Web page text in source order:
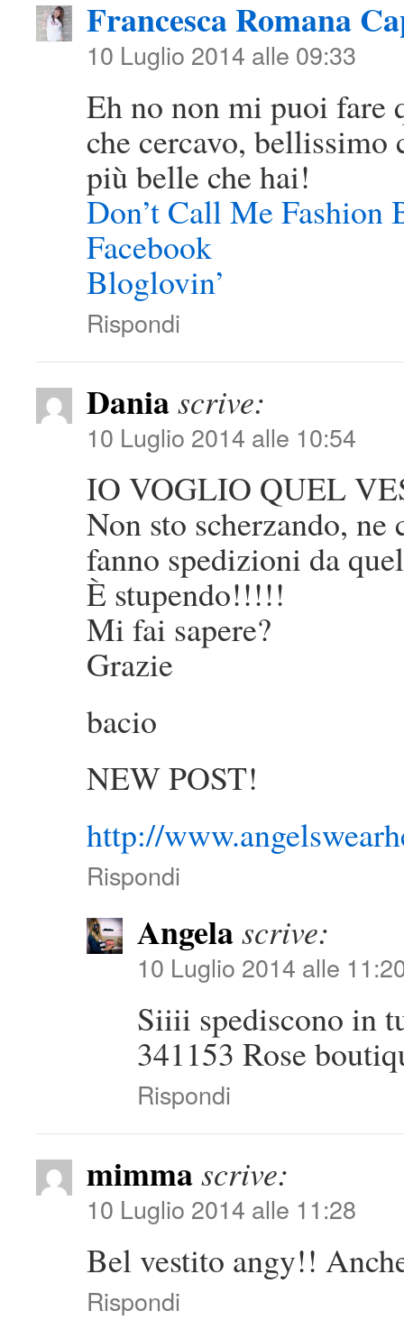
Francesca Romana
10 Luglio 2014 alle 09:33
Eh no non mi puoi fare
che cercavo, bellissimo
più belle che hai!
Don’t Call Me Fashion
Facebook
Bloglovin’
Rispondi
Daniascrive:
10 Luglio 2014 alle 10:54
IO VOGLIO QUEL
Non sto scherzando,
fanno spedizioni da
È stupendo!!!!!
Mi fai sapere?
Grazie
bacio
NEW POST!
http://
Rispondi
Angelascrive:
10 Luglio 2014 alle
Siiii spediscono in
341153 Rose
Rispondi
mimmascrive:
10 Luglio 2014 alle 11:28
Bel vestito angy!!
Rispondi